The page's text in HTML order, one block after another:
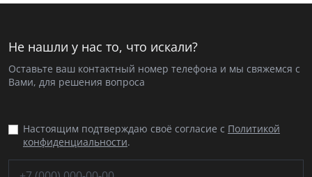
Не нашли у нас то, что искали?
Оставьте ваш контактный номер телефона и мы свяжемся с
Вами, для решения вопроса
Настоящим подтверждаю своё согласие с Политикой
конфиденциальности.